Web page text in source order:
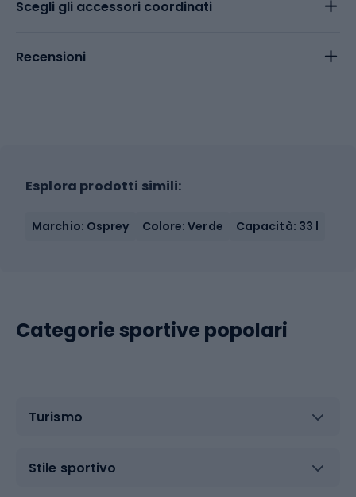
Scegli gli accessori coordinati
Recensioni
Esplora prodotti simili:
Marchio: Osprey Colore: Verde Capacità: 33 l
Categorie sportive popolari
Turismo
Stile sportivo